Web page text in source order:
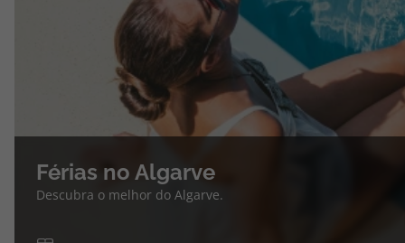
Férias no Algarve
Descubra o melhor do Algarve.